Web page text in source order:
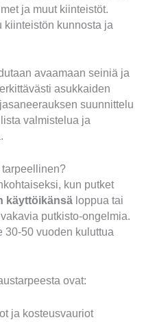
ja muut kiinteistöt.
kiinteistön kunnosta ja
avaamaan seiniä ja
asukkaiden
suunnittelu
valmistelua ja
kun putket
käyttöikänsä loppua tai
putkisto-ongelmia.
30-50 vuoden kuluttua
ovat:
ja kosteusvauriot